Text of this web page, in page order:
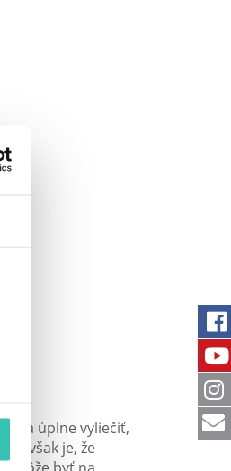
úplne vyliečiť,
však je, že